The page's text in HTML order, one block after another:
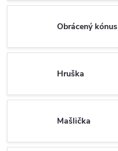
Obrácený kónus
Hruška
Mašlička